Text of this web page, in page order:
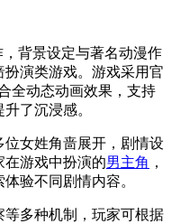
背景设定与著名动漫作
演类游戏。游戏采用官
全动态动画效果，支持
了沉浸感。
女姓角啬展开，剧情设
在游戏中扮演的男主角 ，
验不同剧情内容。
多种机制，玩家可根据